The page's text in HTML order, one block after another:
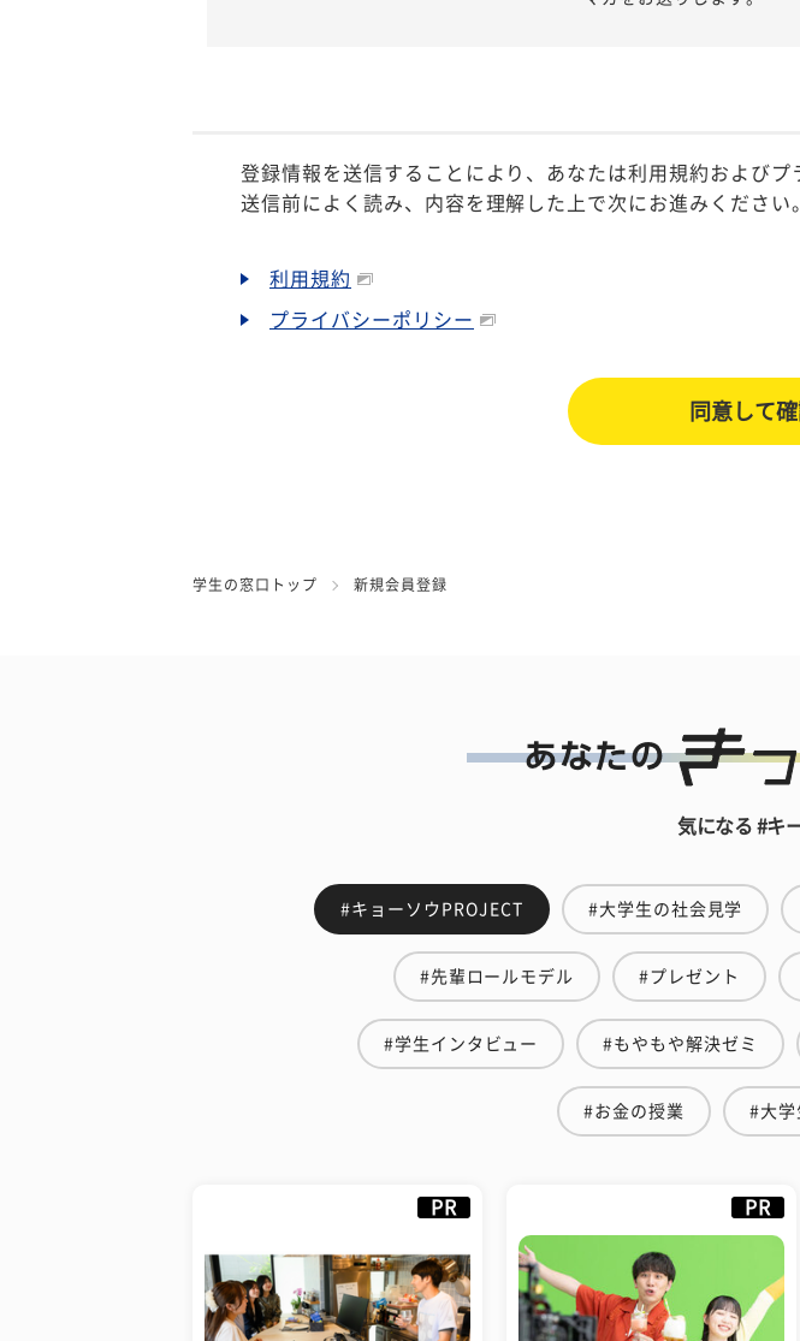
登録情報を送信することにより、あなたは利用規約およびプ
送信前によく読み、内容を理解した上で次にお進みください
利用規約
プライバシーポリシー
学生の窓口トップ 新規会員登録
気になる #キ
#キョーソウPROJECT #大学生の社会見学
#先輩ロールモデル #プレゼント
#学生インタビュー #もやもや解決ゼミ
#お金の授業 #大学
PR PR